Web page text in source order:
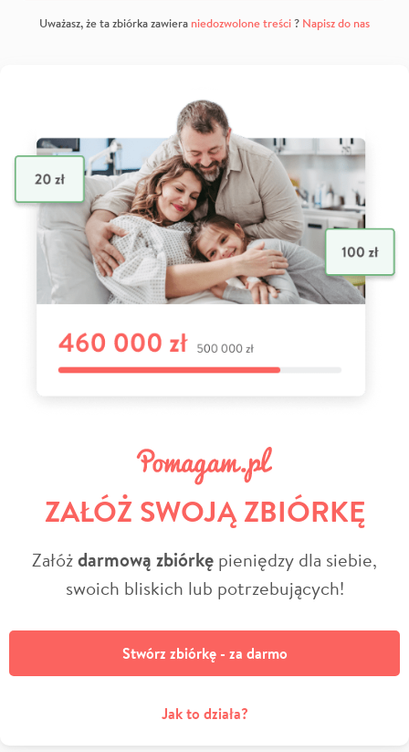
Uważasz, że ta zbiórka zawiera niedozwolone treści? Napisz do nas
ZAŁÓŻ SWOJĄ ZBIÓRKĘ
Załóżdarmową zbiórkę pieniędzy dla siebie,
swoich bliskich lub potrzebujących!
Stwórz zbiórkę - za darmo
Jak to działa?